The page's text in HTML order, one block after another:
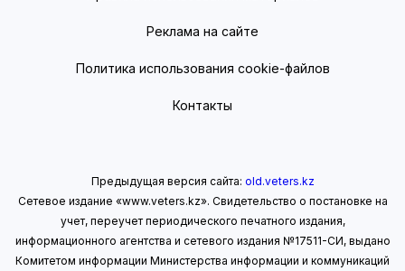
Реклама на сайте
Политика использования cookie-файлов
Контакты
Предыдущая версия сайта: old.veters.kz
Сетевое издание «www.veters.kz». Свидетельство о постановке на
учет, переучет периодического печатного издания,
информационного агентства и сетевого издания №17511-СИ, выдано
Комитетом информации Министерства информации и коммуникаций